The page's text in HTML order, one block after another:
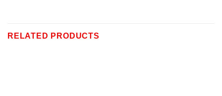
RELATED PRODUCTS